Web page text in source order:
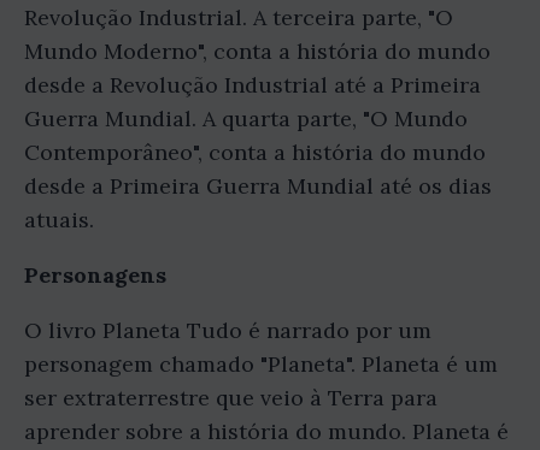
Revolução Industrial. A terceira parte, "O
Mundo Moderno", conta a história do mundo
desde a Revolução Industrial até a Primeira
Guerra Mundial. A quarta parte, "O Mundo
Contemporâneo", conta a história do mundo
desde a Primeira Guerra Mundial até os dias
atuais.
Personagens
O livro Planeta Tudo é narrado por um
personagem chamado "Planeta". Planeta é um
ser extraterrestre que veio à Terra para
aprender sobre a história do mundo. Planeta é